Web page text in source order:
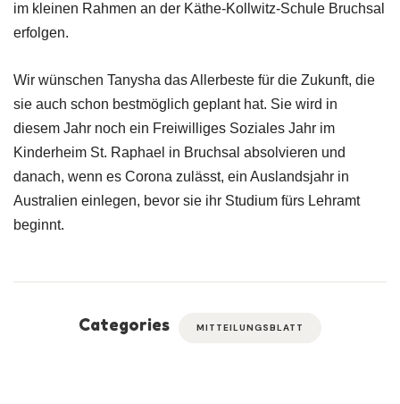
im kleinen Rahmen an der Käthe-Kollwitz-Schule Bruchsal
erfolgen.
Wir wünschen Tanysha das Allerbeste für die Zukunft, die
sie auch schon bestmöglich geplant hat. Sie wird in
diesem Jahr noch ein Freiwilliges Soziales Jahr im
Kinderheim St. Raphael in Bruchsal absolvieren und
danach, wenn es Corona zulässt, ein Auslandsjahr in
Australien einlegen, bevor sie ihr Studium fürs Lehramt
beginnt.
Categories MITTEILUNGSBLATT